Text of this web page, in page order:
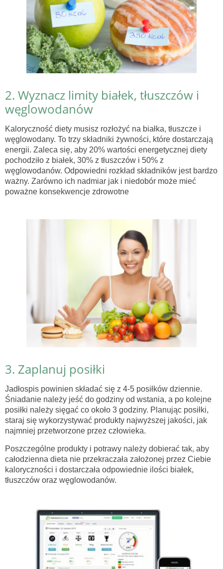
2. Wyznacz limity białek, tłuszczów i
węglowodanów
Kaloryczność diety musisz rozłożyć na białka, tłuszcze i
węglowodany. To trzy składniki żywności, które dostarczają
energii. Zaleca się, aby 20% wartości energetycznej diety
pochodziło z białek, 30% z tłuszczów i 50% z
węglowodanów. Odpowiedni rozkład składników jest bardzo
ważny. Zarówno ich nadmiar jak i niedobór może mieć
poważne konsekwencje zdrowotne
3. Zaplanuj posiłki
Jadłospis powinien składać się z 4-5 posiłków dziennie.
Śniadanie należy jeść do godziny od wstania, a po kolejne
posiłki należy sięgać co około 3 godziny. Planując posiłki,
staraj się wykorzystywać produkty najwyższej jakości, jak
najmniej przetworzone przez człowieka.
Poszczególne produkty i potrawy należy dobierać tak, aby
całodzienna dieta nie przekraczała założonej przez Ciebie
kaloryczności i dostarczała odpowiednie ilości białek,
tłuszczów oraz węglowodanów.